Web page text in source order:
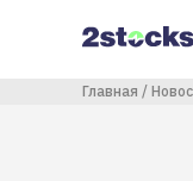
содержанию
Строка
Главная